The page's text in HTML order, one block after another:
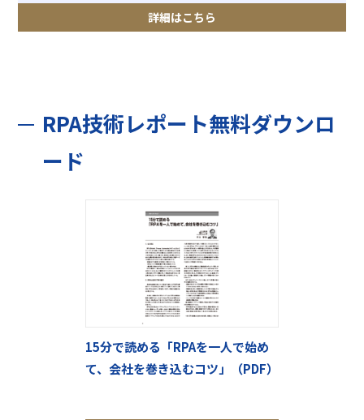
詳細はこちら
RPA技術レポート無料ダウンロ
ード
15分で読める「RPAを一人で始め
て、会社を巻き込むコツ」（PDF）